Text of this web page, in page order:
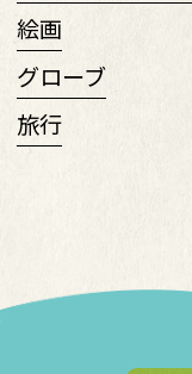
絵画
グローブ
旅行